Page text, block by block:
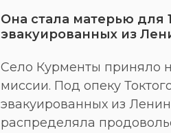
Она стала матерью для
эвакуированных из
Село Курменты приняло
миссии. Под опеку
эвакуированных из
распределяла